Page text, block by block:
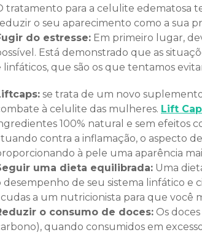
tratamento para a celulite edematosa
o seu aparecimento como a sua
do estresse: Em primeiro lugar,
Está demonstrado que as
linfáticos, que são os que tentamos
se trata de um novo
à celulite das mulheres. Lift
100% natural e sem efeitos
contra a inflamação, o aspecto
à pele uma aparência
uma dieta equilibrada: Uma
desempenho de seu sistema linfático e
a um nutricionista para que você
o consumo de doces: Os
quando consumidos em